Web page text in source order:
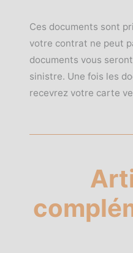
Ces documents sont
votre contrat ne peut
documents vous
sinistre. Une fois les
recevrez votre carte